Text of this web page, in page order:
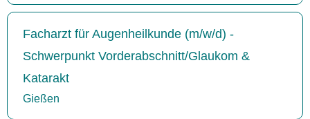
Facharzt für Augenheilkunde (m/w/d) -
Schwerpunkt Vorderabschnitt/Glaukom &
Katarakt
Gießen